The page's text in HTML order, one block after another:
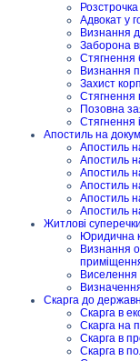
Адвокат у
Визнання
Заборона
Стягнення
Визнання
Захист
Стягнення
Позовна
Стягнення
Апостиль на
Апостиль
Апостиль
Апостиль
Апостиль
Апостиль
Апостиль
Житлові суперечки
Юридична
Визнання
Виселення
Скарга до
Скарга в
Скарга на
Скарга в
Скарга в